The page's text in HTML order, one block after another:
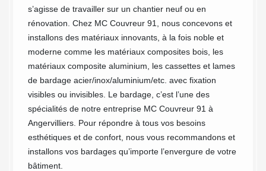
s’agisse de travailler sur un chantier neuf ou en
rénovation. Chez MC Couvreur 91, nous concevons et
installons des matériaux innovants, à la fois noble et
moderne comme les matériaux composites bois, les
matériaux composite aluminium, les cassettes et lames
de bardage acier/inox/aluminium/etc. avec fixation
visibles ou invisibles. Le bardage, c’est l’une des
spécialités de notre entreprise MC Couvreur 91 à
Angervilliers. Pour répondre à tous vos besoins
esthétiques et de confort, nous vous recommandons et
installons vos bardages qu’importe l’envergure de votre
bâtiment.